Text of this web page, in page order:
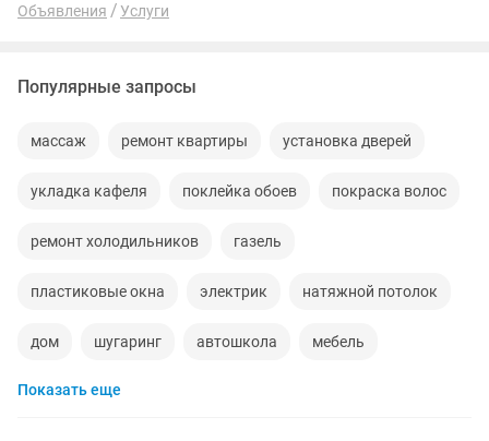
Объявления Услуги
Популярные запросы
массаж ремонт квартиры установка дверей
укладка кафеля поклейка обоев покраска волос
ремонт холодильников газель
пластиковые окна электрик натяжной потолок
дом шугаринг автошкола мебель
ремонт телевизоров
Показать еще